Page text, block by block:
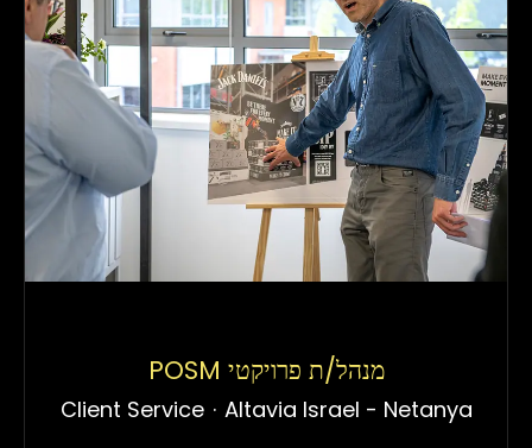
POSM מנהל/ת פרויקטי
Client Service · Altavia Israel - Netanya